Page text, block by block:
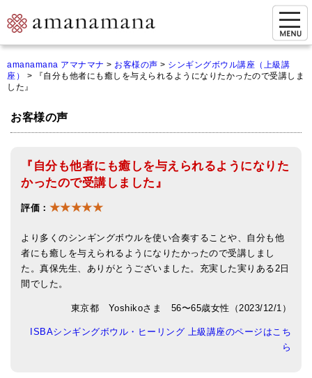
マイページ
ご来店予約（実店舗）
オンライン相談&購入
オンラインショップ
カートを見る
アマナマナのシンギングボウル
amanamana アマナマナ > お客様の声 > シンギングボウル講座（上級講
座）
>
『自分も他者にも癒しを与えられるようになりたかったので受講しま
した』
お客様の声
『自分も他者にも癒しを与えられるようになりた
かったので受講しました』
評価： ★★★★★
より多くのシンギングボウルを使い合奏することや、自分も他
者にも癒しを与えられるようになりたかったので受講しまし
た。真保先生、ありがとうございました。充実した実りある2日
間でした。
東京都 Yoshikoさま 56〜65歳女性（2023/12/1）
ISBAシンギングボウル・ヒーリング 上級講座のページはこち
ら